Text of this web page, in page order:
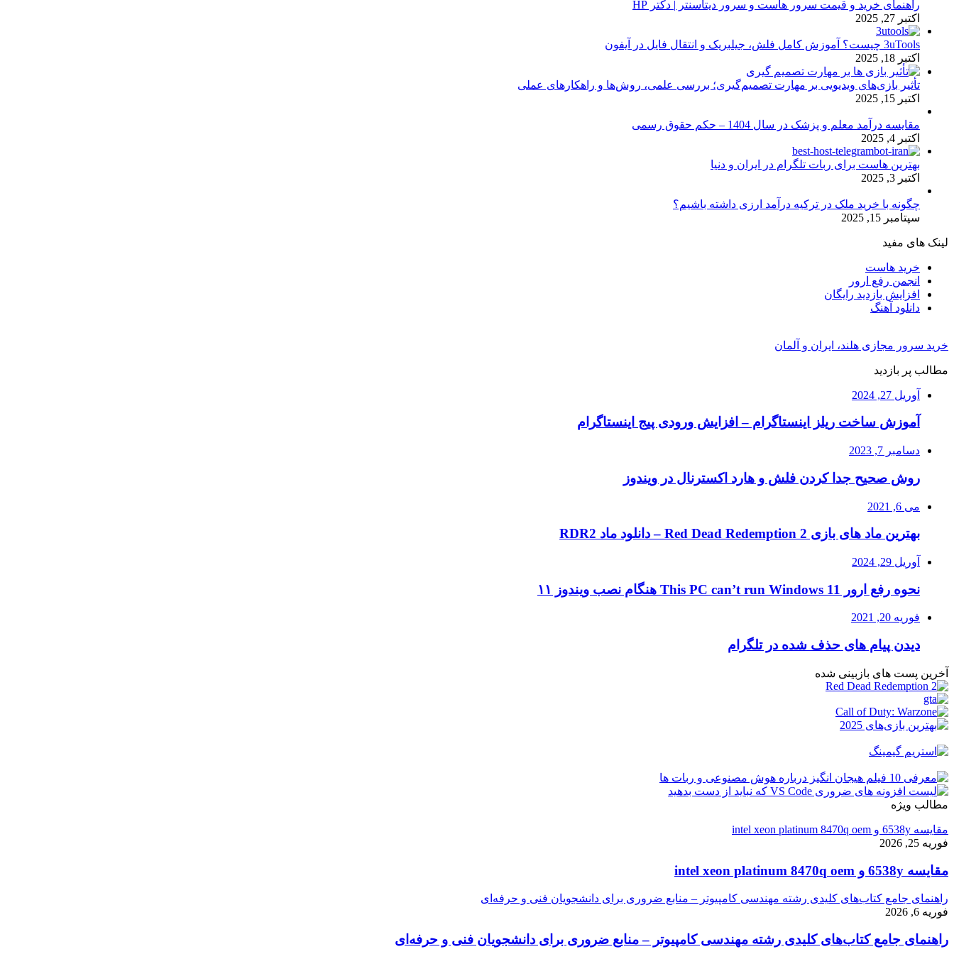
راهنمای خرید و قیمت سرور هاست و سرور دیتاسنتر | دکتر HP
اکتبر 27, 2025
3uTools چیست؟ آموزش کامل فلش، جیلبریک و انتقال فایل در آیفون
اکتبر 18, 2025
تأثیر بازی‌های ویدیویی بر مهارت تصمیم‌گیری؛ بررسی علمی، روش‌ها و راهکارهای عملی
اکتبر 15, 2025
مقایسه درآمد معلم و پزشک در سال 1404 – حکم حقوق رسمی
اکتبر 4, 2025
بهترین هاست برای ربات تلگرام در ایران و دنیا
اکتبر 3, 2025
چگونه با خرید ملک در ترکیه درآمد ارزی داشته باشیم؟
سپتامبر 15, 2025
لینک های مفید
خرید هاست
انجمن رفع ارور
افزایش بازدید رایگان
دانلود آهنگ
خرید سرور مجازی هلند، ایران و آلمان
مطالب پر بازدید
آوریل 27, 2024
آموزش ساخت ریلز اینستاگرام – افزایش ورودی پیج اینستاگرام
دسامبر 7, 2023
روش صحیح جدا کردن فلش و هارد اکسترنال در ویندوز
می 6, 2021
بهترین ماد های بازی Red Dead Redemption 2 – دانلود ماد RDR2
آوریل 29, 2024
نحوه رفع ارور This PC can’t run Windows 11 هنگام نصب ویندوز ۱۱
فوریه 20, 2021
دیدن پیام های حذف شده در تلگرام
آخرین پست های بازبینی شده
مطالب ویژه
مقایسه 6538y و intel xeon platinum 8470q oem
فوریه 25, 2026
مقایسه 6538y و intel xeon platinum 8470q oem
راهنمای جامع کتاب‌های کلیدی رشته مهندسی کامپیوتر – منابع ضروری برای دانشجویان فنی و حرفه‌ای
فوریه 6, 2026
راهنمای جامع کتاب‌های کلیدی رشته مهندسی کامپیوتر – منابع ضروری برای دانشجویان فنی و حرفه‌ای